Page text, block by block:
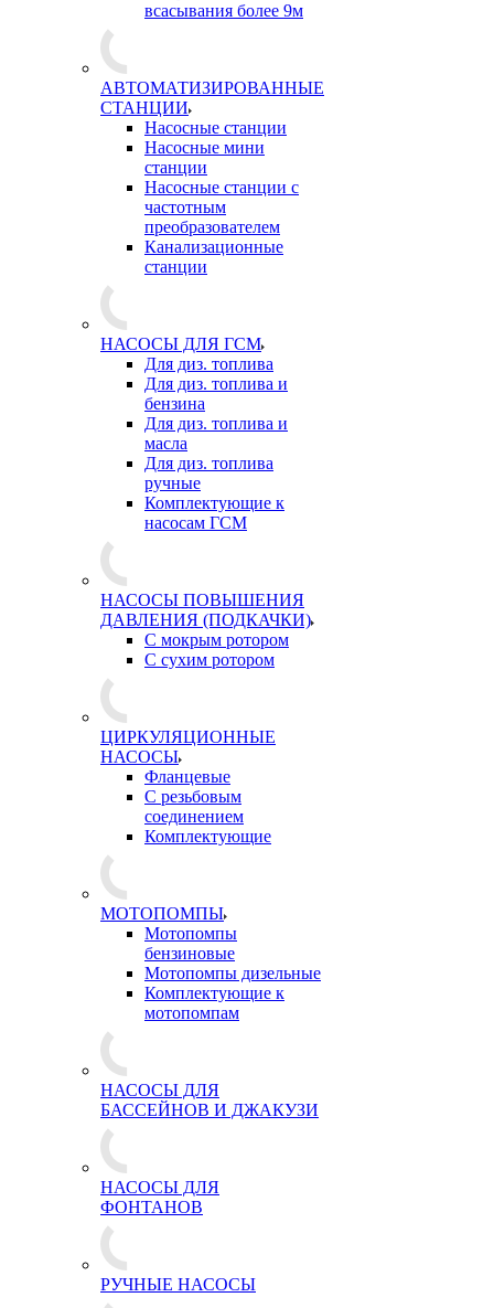
всасывания более 9м
АВТОМАТИЗИРОВАННЫЕ
СТАНЦИИ
Насосные станции
Насосные мини
станции
Насосные станции с
частотным
преобразователем
Канализационные
станции
НАСОСЫ ДЛЯ ГСМ
Для диз. топлива
Для диз. топлива и
бензина
Для диз. топлива и
масла
Для диз. топлива
ручные
Комплектующие к
насосам ГСМ
НАСОСЫ ПОВЫШЕНИЯ
ДАВЛЕНИЯ (ПОДКАЧКИ)
С мокрым ротором
С сухим ротором
ЦИРКУЛЯЦИОННЫЕ
НАСОСЫ
Фланцевые
С резьбовым
соединением
Комплектующие
МОТОПОМПЫ
Мотопомпы
бензиновые
Мотопомпы дизельные
Комплектующие к
мотопомпам
НАСОСЫ ДЛЯ
БАССЕЙНОВ И ДЖАКУЗИ
НАСОСЫ ДЛЯ
ФОНТАНОВ
РУЧНЫЕ НАСОСЫ